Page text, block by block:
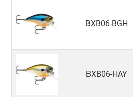
BXB06-BGH
BXB06-HAY